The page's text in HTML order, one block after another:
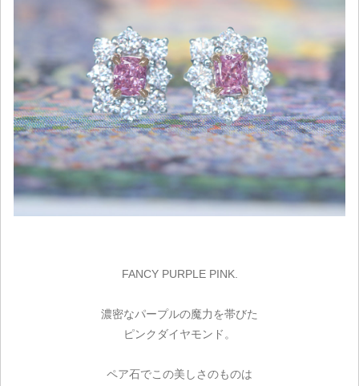
FANCY PURPLE PINK.
濃密なパープルの魔力を帯びた
ピンクダイヤモンド。
ペア石でこの美しさのものは